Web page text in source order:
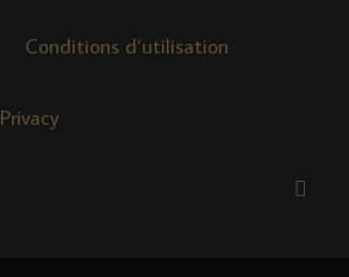
Conditions d’utilisation
Privacy